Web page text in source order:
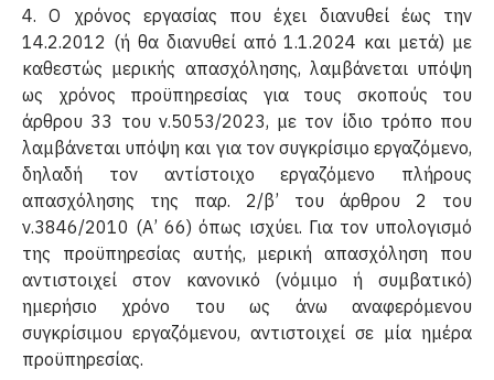
4. Ο χρόνος εργασίας που έχει διανυθεί έως την
14.2.2012 (ή θα διανυθεί από 1.1.2024 και μετά) με
καθεστώς μερικής απασχόλησης, λαμβάνεται υπόψη
ως χρόνος προϋπηρεσίας για τους σκοπούς του
άρθρου 33 του ν.5053/2023, με τον ίδιο τρόπο που
λαμβάνεται υπόψη και για τον συγκρίσιμο εργαζόμενο,
δηλαδή τον αντίστοιχο εργαζόμενο πλήρους
απασχόλησης της παρ. 2/β’ του άρθρου 2 του
ν.3846/2010 (Α’ 66) όπως ισχύει. Για τον υπολογισμό
της προϋπηρεσίας αυτής, μερική απασχόληση που
αντιστοιχεί στον κανονικό (νόμιμο ή συμβατικό)
ημερήσιο χρόνο του ως άνω αναφερόμενου
συγκρίσιμου εργαζόμενου, αντιστοιχεί σε μία ημέρα
προϋπηρεσίας.